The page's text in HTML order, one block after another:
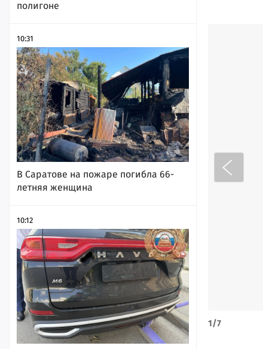
полигоне
10:31
В Саратове на пожаре погибла 66-
летняя женщина
10:12
1/7